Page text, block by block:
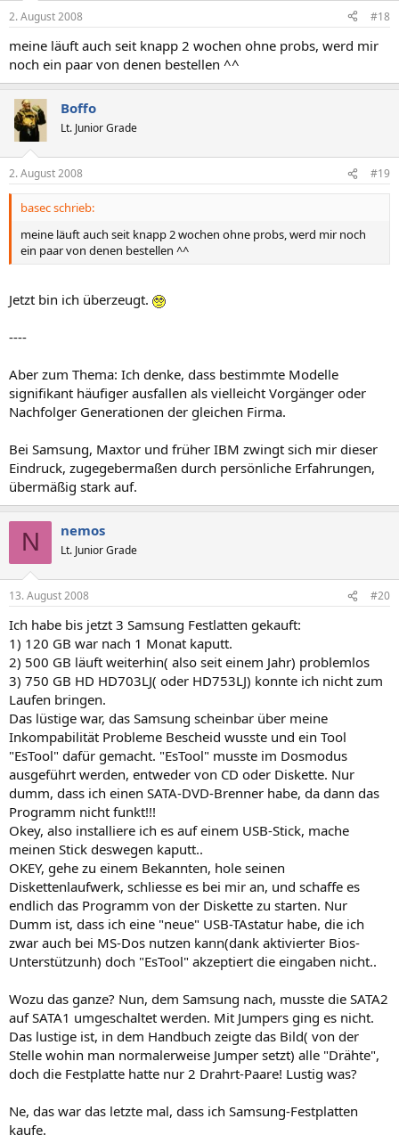
2. August 2008 #18
meine läuft auch seit knapp 2 wochen ohne probs, werd mir
noch ein paar von denen bestellen ^^
Boffo
Lt. Junior Grade
2. August 2008 #19
basec schrieb:
meine läuft auch seit knapp 2 wochen ohne probs, werd mir noch
ein paar von denen bestellen ^^
Jetzt bin ich überzeugt.
----
Aber zum Thema: Ich denke, dass bestimmte Modelle
signifikant häufiger ausfallen als vielleicht Vorgänger oder
Nachfolger Generationen der gleichen Firma.
Bei Samsung, Maxtor und früher IBM zwingt sich mir dieser
Eindruck, zugegebermaßen durch persönliche Erfahrungen,
übermäßig stark auf.
N nemos
Lt. Junior Grade
13. August 2008 #20
Ich habe bis jetzt 3 Samsung Festlatten gekauft:
1) 120 GB war nach 1 Monat kaputt.
2) 500 GB läuft weiterhin( also seit einem Jahr) problemlos
3) 750 GB HD HD703LJ( oder HD753LJ) konnte ich nicht zum
Laufen bringen.
Das lüstige war, das Samsung scheinbar über meine
Inkompabilität Probleme Bescheid wusste und ein Tool
"EsTool" dafür gemacht. "EsTool" musste im Dosmodus
ausgeführt werden, entweder von CD oder Diskette. Nur
dumm, dass ich einen SATA-DVD-Brenner habe, da dann das
Programm nicht funkt!!!
Okey, also installiere ich es auf einem USB-Stick, mache
meinen Stick deswegen kaputt..
OKEY, gehe zu einem Bekannten, hole seinen
Diskettenlaufwerk, schliesse es bei mir an, und schaffe es
endlich das Programm von der Diskette zu starten. Nur
Dumm ist, dass ich eine "neue" USB-TAstatur habe, die ich
zwar auch bei MS-Dos nutzen kann(dank aktivierter Bios-
Unterstützunh) doch "EsTool" akzeptiert die eingaben nicht..
Wozu das ganze? Nun, dem Samsung nach, musste die SATA2
auf SATA1 umgeschaltet werden. Mit Jumpers ging es nicht.
Das lustige ist, in dem Handbuch zeigte das Bild( von der
Stelle wohin man normalerweise Jumper setzt) alle "Drähte",
doch die Festplatte hatte nur 2 Drahrt-Paare! Lustig was?
Ne, das war das letzte mal, dass ich Samsung-Festplatten
kaufe.